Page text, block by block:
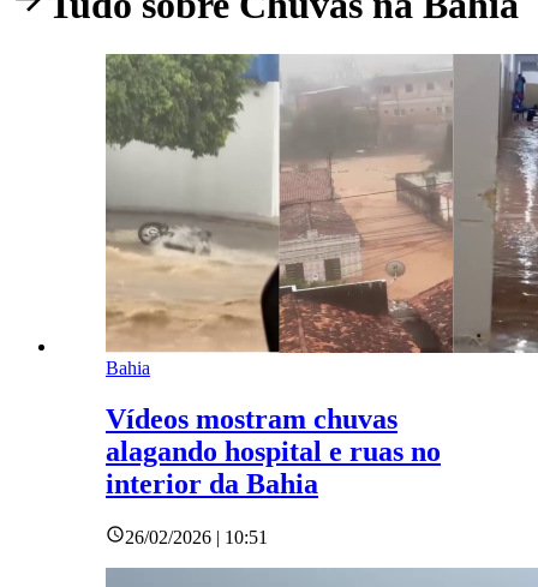
Bahia
Vídeos mostram chuvas
alagando hospital e ruas no
interior da Bahia
26/02/2026 | 10:51